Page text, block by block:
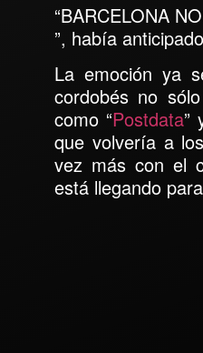
“BARCELONA
”, había
La emoción ya
cordobés no
como “Postdata”
que volvería a
vez más con el
está llegando